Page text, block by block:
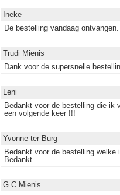
Ineke
De bestelling vandaag
Trudi Mienis
Dank voor de supersnelle
Leni
Bedankt voor de bestelling die ik
een volgende keer !!!
Yvonne ter Burg
Bedankt voor de bestelling
Bedankt.
G.C.Mienis